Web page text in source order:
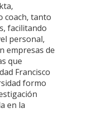
coach, tanto
facilitando
personal,
empresas de
que
Francisco
formo
en la